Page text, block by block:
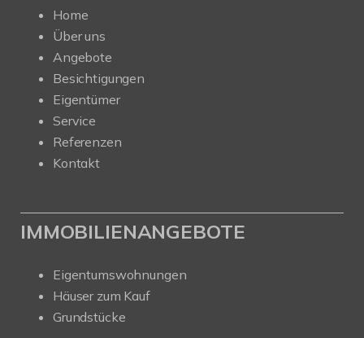
Home
Über uns
Angebote
Besichtigungen
Eigentümer
Service
Referenzen
Kontakt
IMMOBILIENANGEBOTE
Eigentumswohnungen
Häuser zum Kauf
Grundstücke